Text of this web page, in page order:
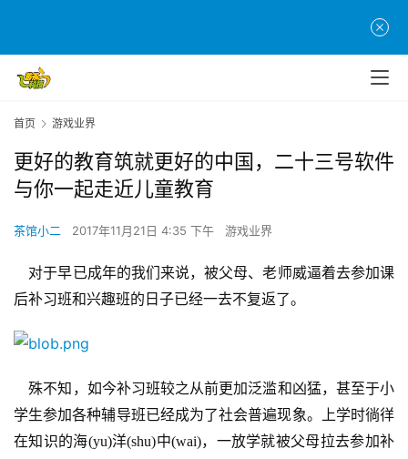
首页 游戏业界
更好的教育筑就更好的中国，二十三号软件
与你一起走近儿童教育
茶馆小二 2017年11月21日 4:35 下午 游戏业界
对于早已成年的我们来说，被父母、老师威逼着去参加课
后补习班和兴趣班的日子已经一去不复返了。
殊不知，如今补习班较之从前更加泛滥和凶猛，甚至于小
学生参加各种辅导班已经成为了社会普遍现象。上学时徜徉
在知识的海(yu)洋(shu)中(wai)，一放学就被父母拉去参加补